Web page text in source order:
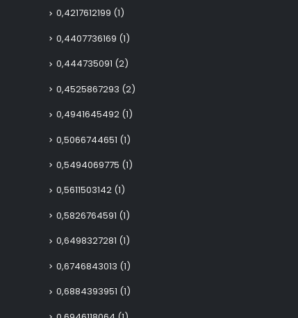
0,4217612199 (1)
0,4407736169 (1)
0,444735091 (2)
0,4525867293 (2)
0,4941645492 (1)
0,5066744651 (1)
0,5494069775 (1)
0,5611503142 (1)
0,5826764591 (1)
0,6498327281 (1)
0,6746843013 (1)
0,6884393951 (1)